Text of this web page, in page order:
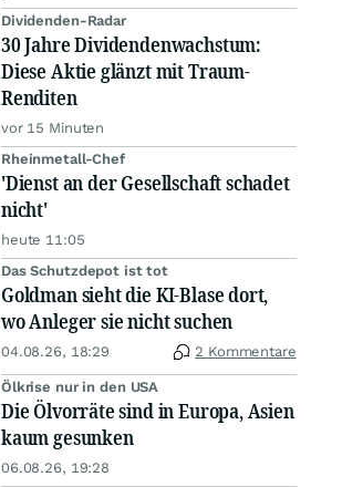
Dividenden-Radar
30 Jahre Dividendenwachstum:
Diese Aktie glänzt mit Traum-
Renditen
vor 15 Minuten
Rheinmetall-Chef
'Dienst an der Gesellschaft schadet
nicht'
heute 11:05
Das Schutzdepot ist tot
Goldman sieht die KI-Blase dort,
wo Anleger sie nicht suchen
04.08.26, 18:29 2 Kommentare
Ölkrise nur in den USA
Die Ölvorräte sind in Europa, Asien
kaum gesunken
06.08.26, 19:28